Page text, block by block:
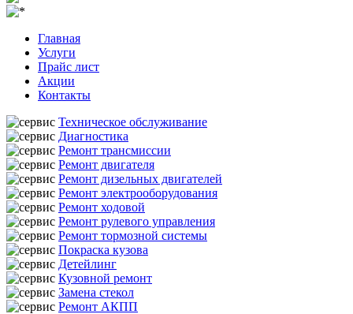
Главная
Услуги
Прайс лист
Акции
Контакты
Техническое обслуживание
Диагностика
Ремонт трансмиссии
Ремонт двигателя
Ремонт дизельных двигателей
Ремонт электрооборудования
Ремонт ходовой
Ремонт рулевого управления
Ремонт тормозной системы
Покраска кузова
Детейлинг
Кузовной ремонт
Замена стекол
Ремонт АКПП